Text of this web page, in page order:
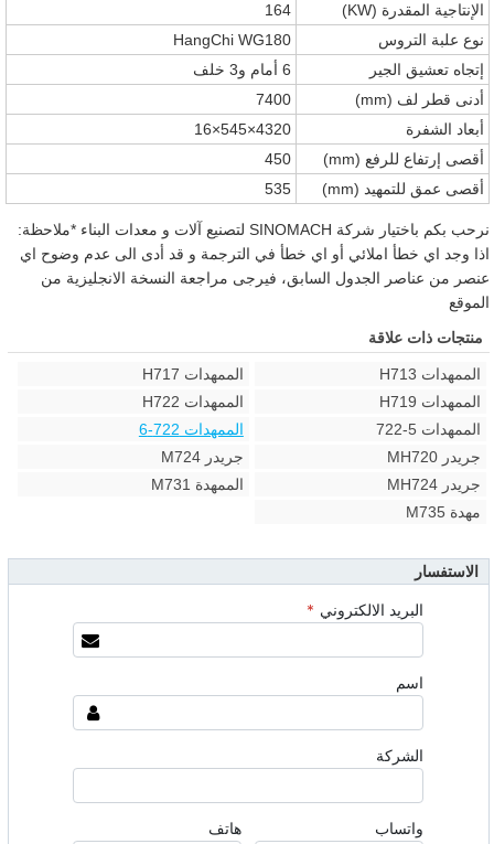
الإنتاجية المقدرة (KW)
164
نوع علبة التروس
HangChi WG180
إتجاه تعشيق الجير
6 أمام و3 خلف
أدنى قطر لف (mm)
7400
أبعاد الشفرة
4320×545×16
أقصى إرتفاع للرفع (mm)
450
أقصى عمق للتمهيد (mm)
535
نرحب بكم باختيار شركة SINOMACH لتصنيع آلات و معدات البناء *ملاحظة:
اذا وجد اي خطأ املائي أو اي خطأ في الترجمة و قد أدى الى عدم وضوح اي
عنصر من عناصر الجدول السابق، فيرجى مراجعة النسخة الانجليزية من
الموقع
منتجات ذات علاقة
الممهدات H713
الممهدات H717
الممهدات H719
الممهدات H722
الممهدات 5-722
الممهدات 722-6
جريدر MH720
جريدر M724
جريدر MH724
الممهدة M731
مهدة M735
الاستفسار